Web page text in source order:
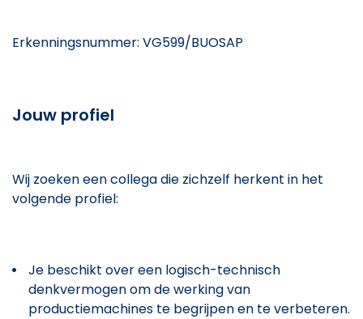
Erkenningsnummer: VG599/BUOSAP
Jouw profiel
Wij zoeken een collega die zichzelf herkent in het
volgende profiel:
Je beschikt over een logisch-technisch
denkvermogen om de werking van
productiemachines te begrijpen en te verbeteren.